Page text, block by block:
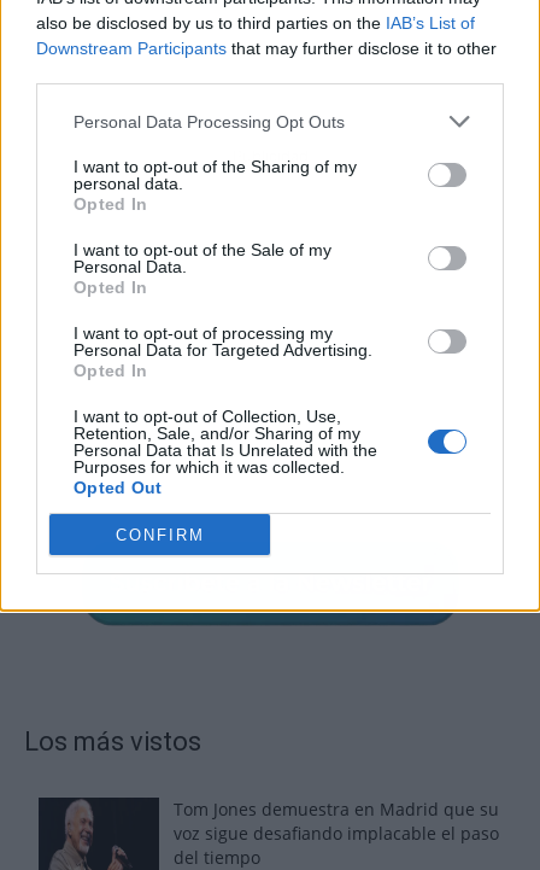
also be disclosed by us to third parties on the IAB’s List of
Downstream Participants that may further disclose it to other
Personal Data Processing Opt Outs
I want to opt-out of the Sharing of my
personal data.
Opted In
I want to opt-out of the Sale of my
Personal Data.
Opted In
I want to opt-out of processing my
Personal Data for Targeted Advertising.
Opted In
I want to opt-out of Collection, Use,
Retention, Sale, and/or Sharing of my
Personal Data that Is Unrelated with the
Purposes for which it was collected.
Opted Out
CONFIRM
Publicidad
Los más vistos
Tom Jones demuestra en Madrid que su
voz sigue desafiando implacable el paso
del tiempo